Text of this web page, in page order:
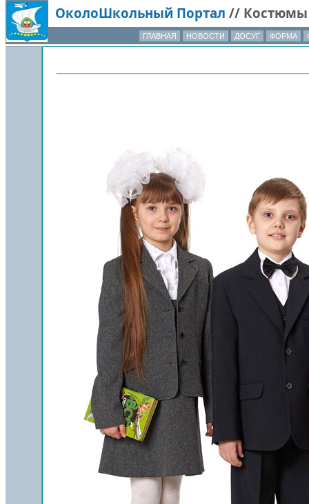
ОколоШкольный Портал // Костюмы
ГЛАВНАЯ НОВОСТИ ДОСУГ ФОРМА